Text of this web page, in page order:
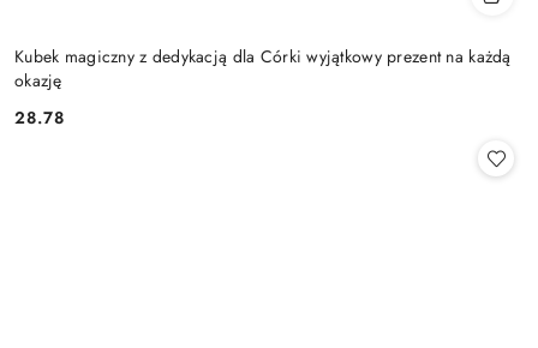
Kubek magiczny z dedykacją dla Córki wyjątkowy prezent na każdą
okazję
Cena:
28.78